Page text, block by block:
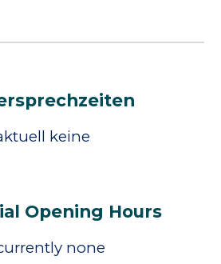
keine
Opening Hours
none